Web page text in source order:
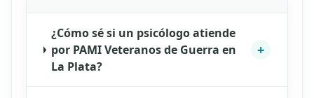
¿Cómo sé si un psicólogo atiende
por PAMI Veteranos de Guerra en
La Plata?
+